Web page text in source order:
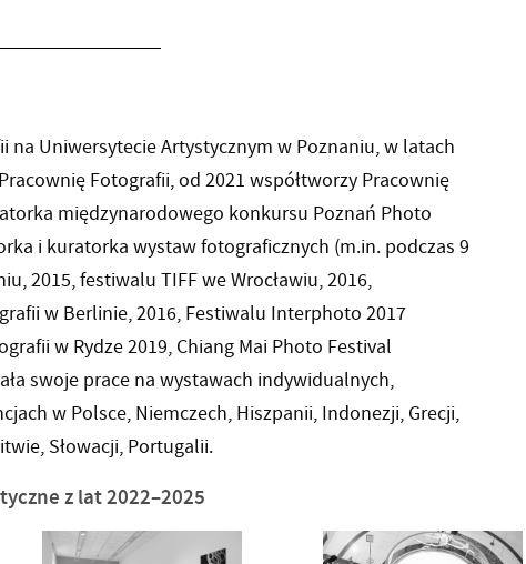
na Uniwersytecie Artystycznym w Poznaniu, w latach
Fotografii, od 2021 współtworzy Pracownię
międzynarodowego konkursu Poznań Photo
i kuratorka wystaw fotograficznych (m.in. podczas 9
2015, festiwalu TIFF we Wrocławiu, 2016,
w Berlinie, 2016, Festiwalu Interphoto 2017
w Rydze 2019, Chiang Mai Photo Festival
swoje prace na wystawach indywidualnych,
w Polsce, Niemczech, Hiszpanii, Indonezji, Grecji,
Słowacji, Portugalii.
z lat 2022–2025